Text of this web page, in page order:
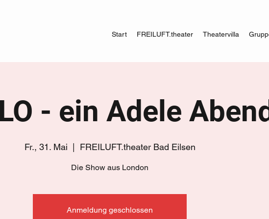
Start FREILUFT.theater Theatervilla
- ein Adele
Fr., 31. Mai FREILUFT.theater Bad Eilsen
Die Show aus London
Anmeldung geschlossen